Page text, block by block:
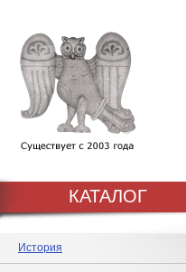
КАТАЛОГ
История